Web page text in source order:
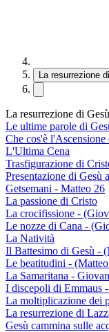
La resurrezione
La resurrezione di
Le ultime parole di
Che cos'è l'Ascensione
L'Ultima Cena
Trasfigurazione di
Presentazione di Gesù
Getsemani - Matteo 26
La passione di Cristo
La crocifissione -
Le nozze di Cana -
La Natività
Il Battesimo di Gesù -
Le beatitudini -
La Samaritana -
I discepoli di Emmaus
La moltiplicazione dei
La resurrezione di
Gesù cammina sulle